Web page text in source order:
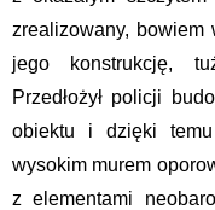
zrealizowany, bowiem
jego konstrukcję,
Przedłożył policji
obiektu i dzięki
wysokim murem
z elementami